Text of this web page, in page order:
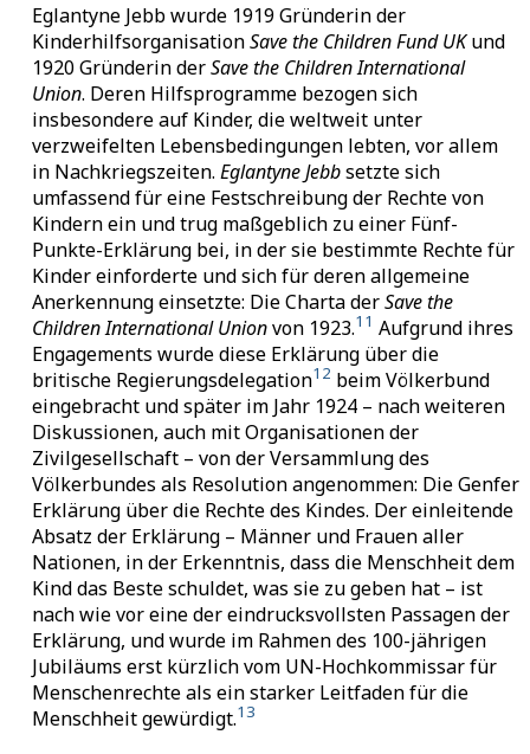
Eglantyne Jebb wurde 1919 Gründerin der
KinderhilfsorganisationSave the Children Fund UKund
1920 Gründerin derSave the Children International
Union. Deren Hilfsprogramme bezogen sich
insbesondere auf Kinder, die weltweit unter
verzweifelten Lebensbedingungen lebten, vor allem
in Nachkriegszeiten.Eglantyne Jebbsetzte sich
umfassend für eine Festschreibung der Rechte von
Kindern ein und trug maßgeblich zu einer Fünf-
Punkte-Erklärung bei, in der sie bestimmte Rechte für
Kinder einforderte und sich für deren allgemeine
Anerkennung einsetzte: Die Charta derSave the
Children International Unionvon 1923.11 Aufgrund ihres
Engagements wurde diese Erklärung über die
britische Regierungsdelegation12 beim Völkerbund
eingebracht und später im Jahr 1924 – nach weiteren
Diskussionen, auch mit Organisationen der
Zivilgesellschaft – von der Versammlung des
Völkerbundes als Resolution angenommen: Die Genfer
Erklärung über die Rechte des Kindes. Der einleitende
Absatz der Erklärung – Männer und Frauen aller
Nationen, in der Erkenntnis, dass die Menschheit dem
Kind das Beste schuldet, was sie zu geben hat – ist
nach wie vor eine der eindrucksvollsten Passagen der
Erklärung, und wurde im Rahmen des 100-jährigen
Jubiläums erst kürzlich vom UN-Hochkommissar für
Menschenrechte als ein starker Leitfaden für die
Menschheit gewürdigt.13